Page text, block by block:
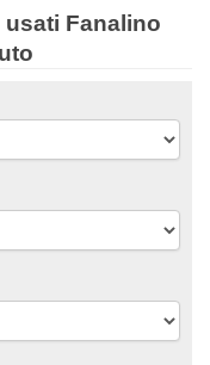
Fanalino